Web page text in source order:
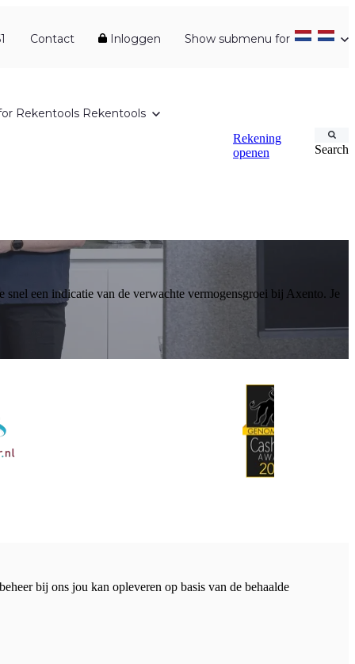
Contact Inloggen Show submenu for
Rekentools Rekentools
Rekening
openen
Search
een indicatie van de verwachte vermogensgroei bij Axento. Je
bij ons jou kan opleveren op basis van de behaalde